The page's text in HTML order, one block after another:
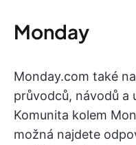
Monday
Monday.com také
průvodců, návodů a
Komunita kolem
možná najdete